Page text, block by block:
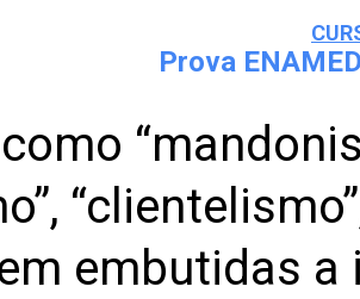
Prova
embutidas a